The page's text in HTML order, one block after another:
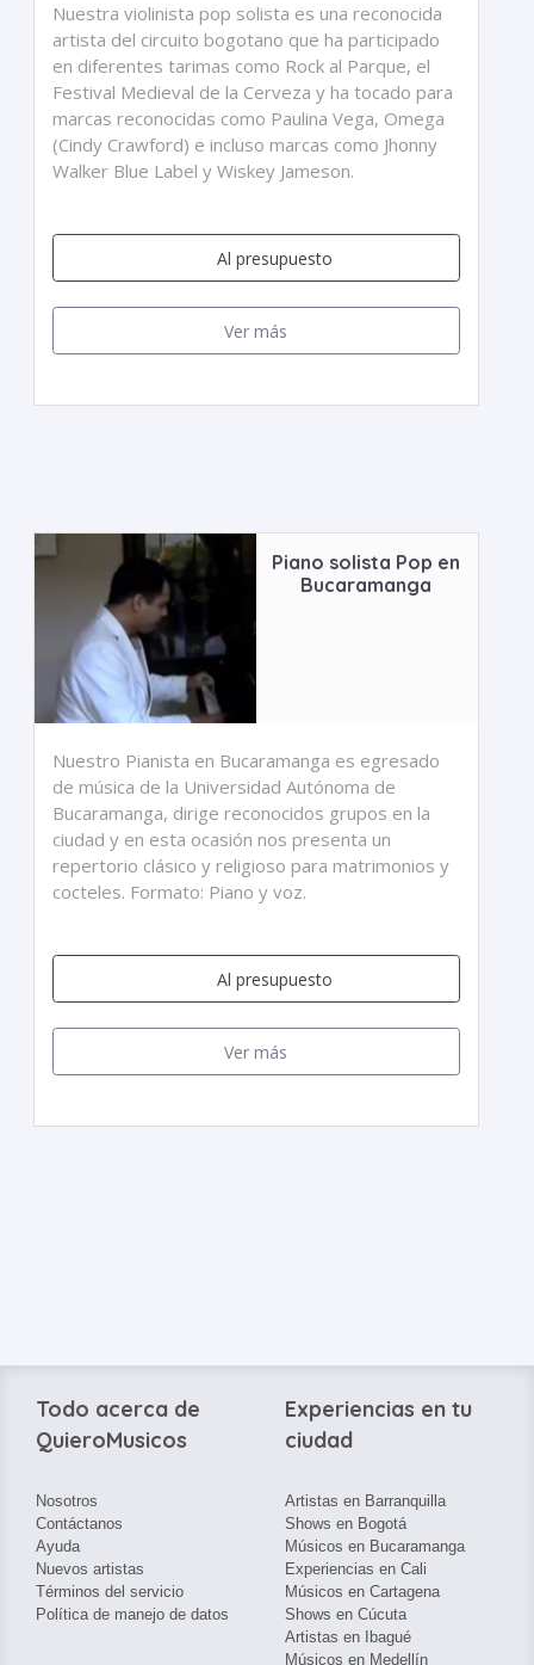
Nuestra violinista pop solista es una reconocida
artista del circuito bogotano que ha participado
en diferentes tarimas como Rock al Parque, el
Festival Medieval de la Cerveza y ha tocado para
marcas reconocidas como Paulina Vega, Omega
(Cindy Crawford) e incluso marcas como Jhonny
Walker Blue Label y Wiskey Jameson.
Al presupuesto
Ver más
Piano solista Pop en
Bucaramanga
Nuestro Pianista en Bucaramanga es egresado
de música de la Universidad Autónoma de
Bucaramanga, dirige reconocidos grupos en la
ciudad y en esta ocasión nos presenta un
repertorio clásico y religioso para matrimonios y
cocteles. Formato: Piano y voz.
Al presupuesto
Ver más
Todo acerca de
QuieroMusicos
Nosotros
Contáctanos
Ayuda
Nuevos artistas
Términos del servicio
Política de manejo de datos
Experiencias en tu
ciudad
Artistas en Barranquilla
Shows en Bogotá
Músicos en Bucaramanga
Experiencias en Cali
Músicos en Cartagena
Shows en Cúcuta
Artistas en Ibagué
Músicos en Medellín